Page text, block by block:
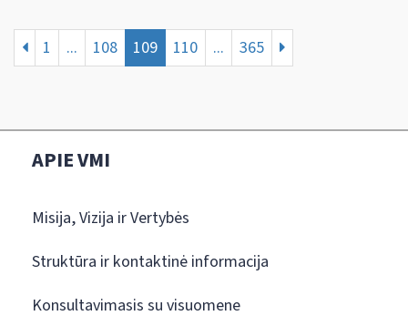
1 ... 108 109 110 ... 365
APIE VMI
Misija, Vizija ir Vertybės
Struktūra ir kontaktinė informacija
Konsultavimasis su visuomene